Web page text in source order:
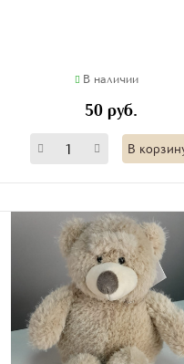
В наличии
50 руб.
В